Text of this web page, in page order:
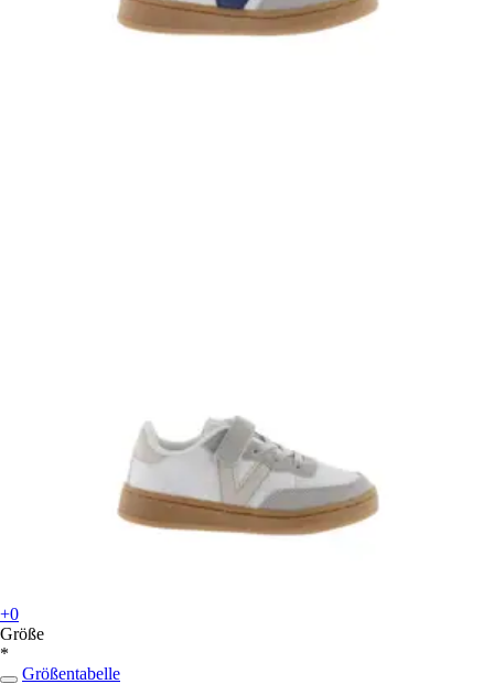
+0
Größe
*
Größentabelle